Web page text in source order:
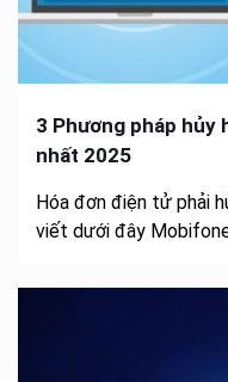
3 Phương pháp
nhất 2025
Hóa đơn điện tử phải
viết dưới đây